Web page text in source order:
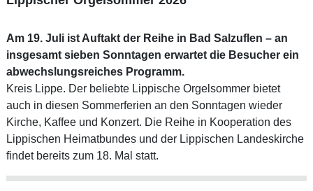
Am 19. Juli ist Auftakt der Reihe in Bad Salzuflen – an
insgesamt sieben Sonntagen erwartet die Besucher ein
abwechslungsreiches Programm.
Kreis Lippe. Der beliebte Lippische Orgelsommer bietet
auch in diesen Sommerferien an den Sonntagen wieder
Kirche, Kaffee und Konzert. Die Reihe in Kooperation des
Lippischen Heimatbundes und der Lippischen Landeskirche
findet bereits zum 18. Mal statt.